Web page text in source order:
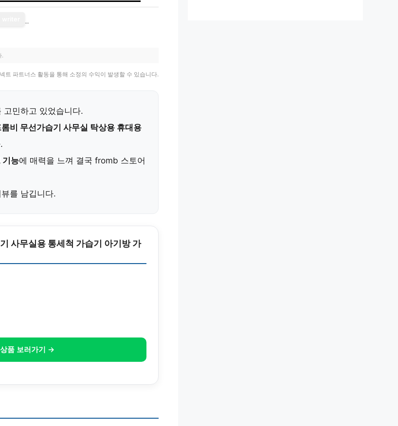
.
트 파트너스 활동을 통해 소정의 수익이 발생할 수 있습니다.
고민하고 있었습니다.
롬비 무선가습기 사무실 탁상용 휴대용
기능에 매력을 느껴 결국 fromb 스토어
를 남깁니다.
사무실용 통세척 가습기 아기방 가
상품 보러가기 →